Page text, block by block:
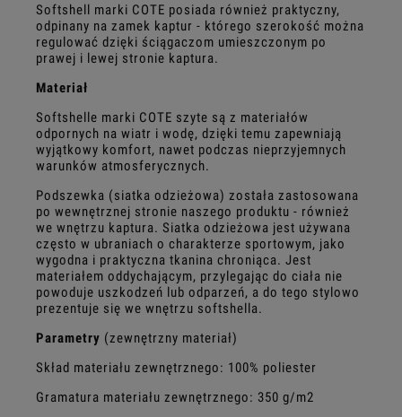
Softshell marki COTE posiada również praktyczny,
odpinany na zamek kaptur - którego szerokość można
regulować dzięki ściągaczom umieszczonym po
prawej i lewej stronie kaptura.
Materiał
Softshelle marki COTE szyte są z materiałów
odpornych na wiatr i wodę, dzięki temu zapewniają
wyjątkowy komfort, nawet podczas nieprzyjemnych
warunków atmosferycznych.
Podszewka (siatka odzieżowa) została zastosowana
po wewnętrznej stronie naszego produktu - również
we wnętrzu kaptura. Siatka odzieżowa jest używana
często w ubraniach o charakterze sportowym, jako
wygodna i praktyczna tkanina chroniąca. Jest
materiałem oddychającym, przylegając do ciała nie
powoduje uszkodzeń lub odparzeń, a do tego stylowo
prezentuje się we wnętrzu softshella.
Parametry (zewnętrzny materiał)
Skład materiału zewnętrznego: 100% poliester
Gramatura materiału zewnętrznego: 350 g/m2